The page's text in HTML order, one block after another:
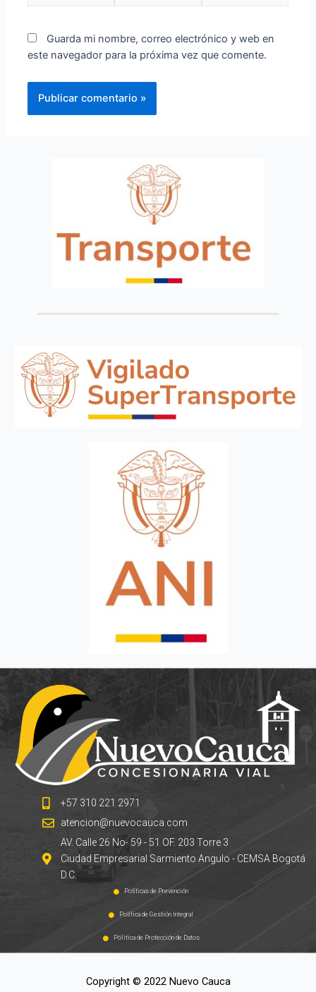
Guarda mi nombre, correo electrónico y web en
este navegador para la próxima vez que comente.
+57 310 221 2971
atencion@nuevocauca.com
AV. Calle 26 No- 59 - 51 OF. 203 Torre 3
Ciudad Empresarial Sarmiento Angulo - CEMSA Bogotá
D.C.
Políticas de Prevención
Política de Gestión Integral
Pólitica de Protección de Datos
Copyright © 2022 Nuevo Cauca